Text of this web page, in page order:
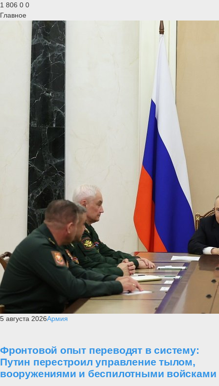
1 806 0 0
Главное
5 августа 2026Армия
Фронтовой опыт переводят в систему:
Путин перестроил управление тылом,
вооружениями и беспилотными войсками